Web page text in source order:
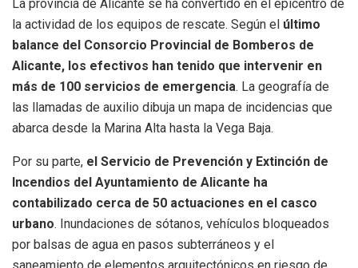
La provincia de Alicante se ha convertido en el epicentro de
la actividad de los equipos de rescate. Según el último
balance del Consorcio Provincial de Bomberos de
Alicante, los efectivos han tenido que intervenir en
más de 100 servicios de emergencia. La geografía de
las llamadas de auxilio dibuja un mapa de incidencias que
abarca desde la Marina Alta hasta la Vega Baja.
Por su parte, el Servicio de Prevención y Extinción de
Incendios del Ayuntamiento de Alicante ha
contabilizado cerca de 50 actuaciones en el casco
urbano. Inundaciones de sótanos, vehículos bloqueados
por balsas de agua en pasos subterráneos y el